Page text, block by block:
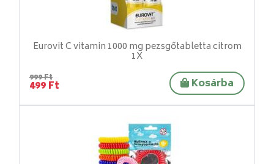
Eurovit C vitamin 1000 mg pezsgőtabletta citrom
1X
999 Ft
499 Ft Kosárba